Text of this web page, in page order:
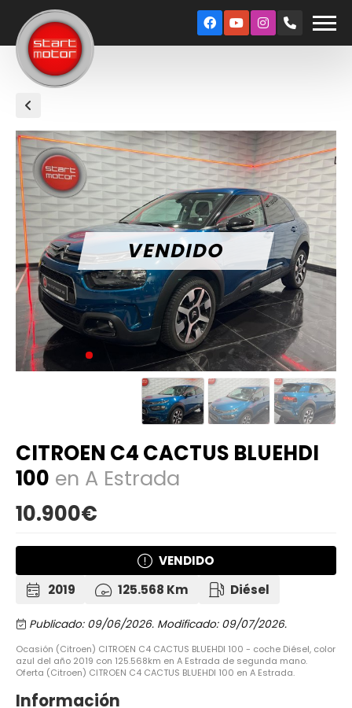
CITROEN C4 CACTUS BLUEHDI
100 en A Estrada
10.900€
VENDIDO
2019
125.568 Km Diésel
Publicado: 09/06/2026. Modificado: 09/07/2026.
Ocasión (Citroen) CITROEN C4 CACTUS BLUEHDI 100 - coche Diésel, color
azul del año 2019 con 125.568km en A Estrada de segunda mano.
Oferta (Citroen) CITROEN C4 CACTUS BLUEHDI 100 en A Estrada.
Información